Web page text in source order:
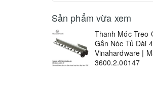
Sản phẩm vừa xem
Thanh Móc Treo
Gắn Nóc Tủ Dài
Vinahardware |
3600.2.00147